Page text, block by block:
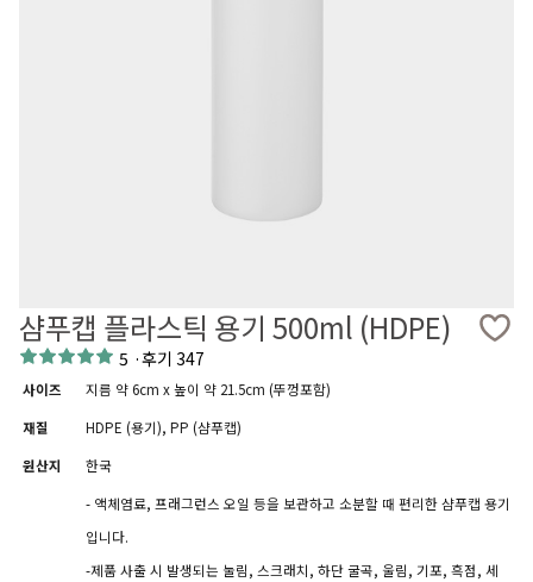
샴푸캡 플라스틱 용기 500ml (HDPE)
5 ·후기 347
사이즈
지름 약 6cm x 높이 약 21.5cm (뚜껑포함)
재질
HDPE (용기), PP (샴푸캡)
원산지
한국
- 액체염료, 프래그런스 오일 등을 보관하고 소분할 때 편리한 샴푸캡 용기
입니다.
-제품 사출 시 발생되는 눌림, 스크래치, 하단 굴곡, 울림, 기포, 흑점, 세